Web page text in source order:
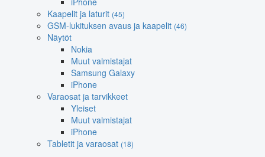
Kaapelit ja laturit (45)
GSM-lukituksen avaus ja kaapelit (46)
Näytöt
Nokia
Muut valmistajat
Samsung Galaxy
iPhone
Varaosat ja tarvikkeet
Yleiset
Muut valmistajat
iPhone
Tabletit ja varaosat (18)